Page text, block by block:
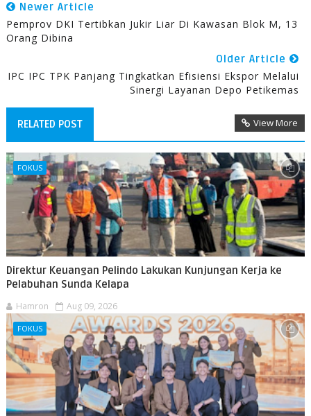
Newer Article
Pemprov DKI Tertibkan Jukir Liar Di Kawasan Blok M, 13
Orang Dibina
Older Article
IPC IPC TPK Panjang Tingkatkan Efisiensi Ekspor Melalui
Sinergi Layanan Depo Petikemas
RELATED POST View More
FOKUS
Direktur Keuangan Pelindo Lakukan Kunjungan Kerja ke
Pelabuhan Sunda Kelapa
Hamron Aug 09, 2026
FOKUS